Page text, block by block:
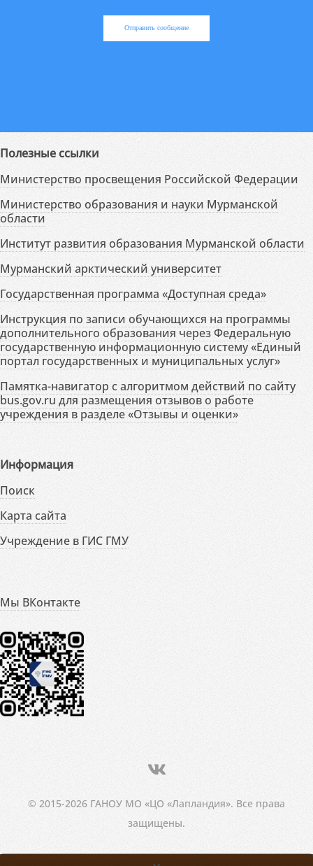
Отправить сообщение
Полезные ссылки
Министерство просвещения Российской Федерации
Министерство образования и науки Мурманской
области
Институт развития образования Мурманской области
Мурманский арктический университет
Государственная программа «Доступная среда»
Инструкция по записи обучающихся на программы
дополнительного образования через Федеральную
государственную информационную систему «Единый
портал государственных и муниципальных услуг»
Памятка-навигатор с алгоритмом действий по сайту
bus.gov.ru для размещения отзывов о работе
учреждения в разделе «Отзывы и оценки»
Информация
Поиск
Карта сайта
Учреждение в ГИС ГМУ
Мы ВКонтакте
© 2015-2026 ГАНОУ МО «ЦО «Лапландия». Все права
защищены.